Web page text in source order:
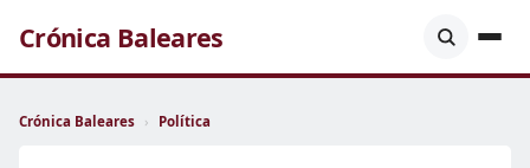
Crónica Baleares
Crónica Baleares › Política